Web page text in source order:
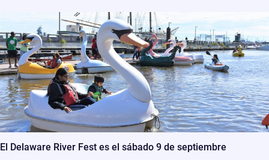
El Delaware River Fest es el sábado 9 de septiembre